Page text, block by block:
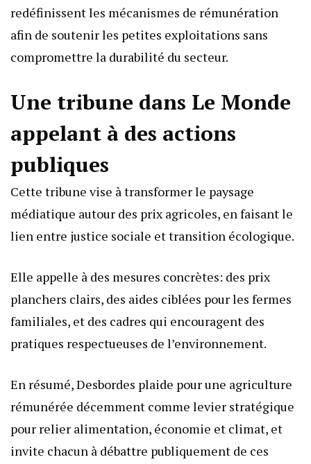
redéfinissent les mécanismes de rémunération
afin de soutenir les petites exploitations sans
compromettre la durabilité du secteur.
Une tribune dans Le Monde
appelant à des actions
publiques
Cette tribune vise à transformer le paysage
médiatique autour des prix agricoles, en faisant le
lien entre justice sociale et transition écologique.
Elle appelle à des mesures concrètes: des prix
planchers clairs, des aides ciblées pour les fermes
familiales, et des cadres qui encouragent des
pratiques respectueuses de l’environnement.
En résumé, Desbordes plaide pour une agriculture
rémunérée décemment comme levier stratégique
pour relier alimentation, économie et climat, et
invite chacun à débattre publiquement de ces